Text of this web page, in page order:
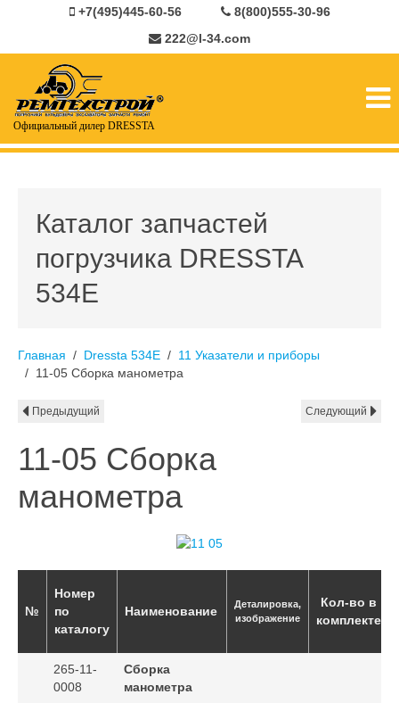
+7(495)445-60-56
8(800)555-30-96
222@l-34.com
Официальный дилер DRESSTA
Каталог запчастей
погрузчика DRESSTA
534E
Главная Dressta 534E
11 Указатели и приборы
11-05 Сборка манометра
Предыдущий Следующий
11-05 Сборка
манометра
№
Номер
по
каталогу
Наименование
Деталировка,
изображение
Кол-во в
комплекте
265-11-
0008
Сборка
манометра